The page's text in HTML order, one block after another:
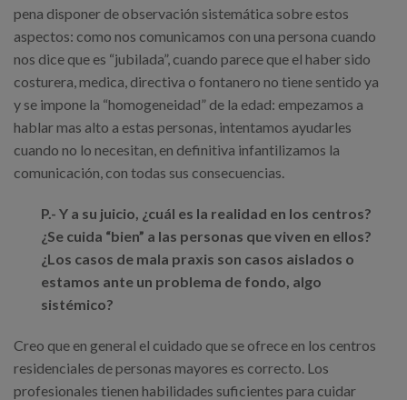
pena disponer de observación sistemática sobre estos
aspectos: como nos comunicamos con una persona cuando
nos dice que es “jubilada”, cuando parece que el haber sido
costurera, medica, directiva o fontanero no tiene sentido ya
y se impone la “homogeneidad” de la edad: empezamos a
hablar mas alto a estas personas, intentamos ayudarles
cuando no lo necesitan, en definitiva infantilizamos la
comunicación, con todas sus consecuencias.
P.- Y a su juicio, ¿cuál es la realidad en los centros?
¿Se cuida “bien” a las personas que viven en ellos?
¿Los casos de mala praxis son casos aislados o
estamos ante un problema de fondo, algo
sistémico?
Creo que en general el cuidado que se ofrece en los centros
residenciales de personas mayores es correcto. Los
profesionales tienen habilidades suficientes para cuidar